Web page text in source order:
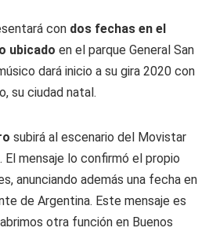
con dos fechas en el
ubicado en el parque General San
dará inicio a su gira 2020 con
su ciudad natal.
subirá al escenario del Movistar
. El mensaje lo confirmó el propio
anunciando además una fecha en
de Argentina. Este mensaje es
otra función en Buenos